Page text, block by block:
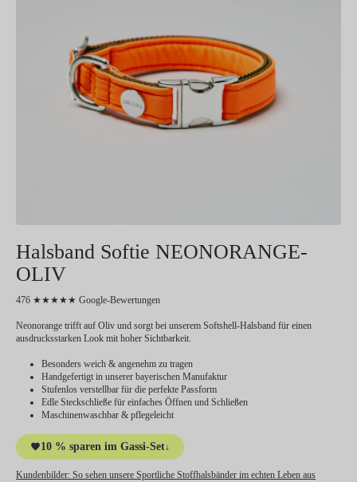
Halsband Softie NEONORANGE-
OLIV
476 ★★★★★ Google-Bewertungen
Neonorange trifft auf Oliv und sorgt bei unserem Softshell-Halsband für einen
ausdrucksstarken Look mit hoher Sichtbarkeit.
Besonders weich & angenehm zu tragen
Handgefertigt in unserer bayerischen Manufaktur
Stufenlos verstellbar für die perfekte Passform
Edle Steckschließe für einfaches Öffnen und Schließen
Maschinenwaschbar & pflegeleicht
10 % sparen im Gassi-Set↓
Kundenbilder: So sehen unsere Sportliche Stoffhalsbänder im echten Leben aus